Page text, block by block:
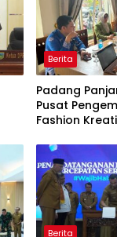
Berita
Padang
Pusat
Fashion
Berita